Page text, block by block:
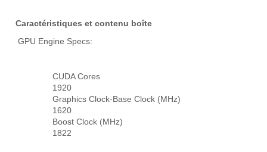
Caractéristiques et contenu boîte
GPU Engine Specs:
CUDA Cores
1920
Graphics Clock-Base Clock (MHz)
1620
Boost Clock (MHz)
1822